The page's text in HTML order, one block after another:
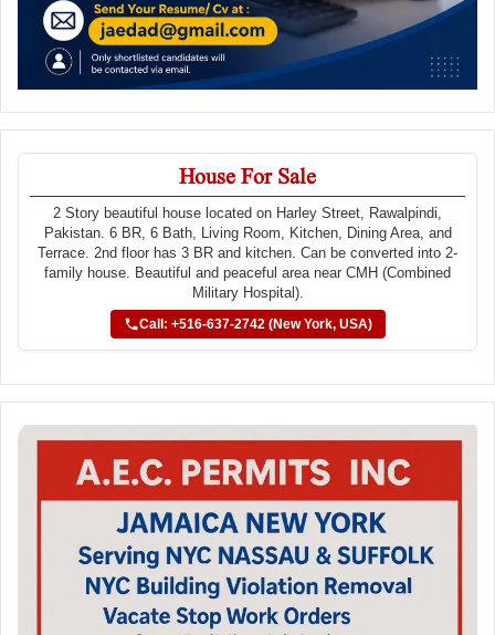
House For Sale
2 Story beautiful house located on Harley Street, Rawalpindi,
Pakistan. 6 BR, 6 Bath, Living Room, Kitchen, Dining Area, and
Terrace. 2nd floor has 3 BR and kitchen. Can be converted into 2-
family house. Beautiful and peaceful area near CMH (Combined
Military Hospital).
Call: +516-637-2742 (New York, USA)